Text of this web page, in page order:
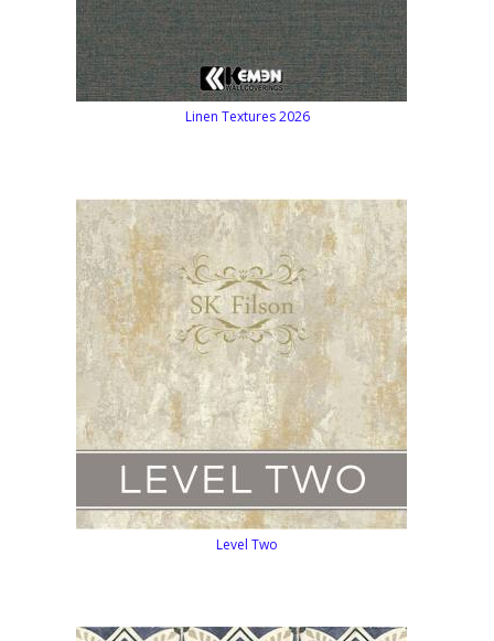
Linen Textures 2026
Level Two